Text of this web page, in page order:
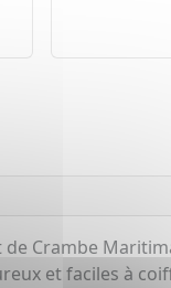
Crambe
et faciles à